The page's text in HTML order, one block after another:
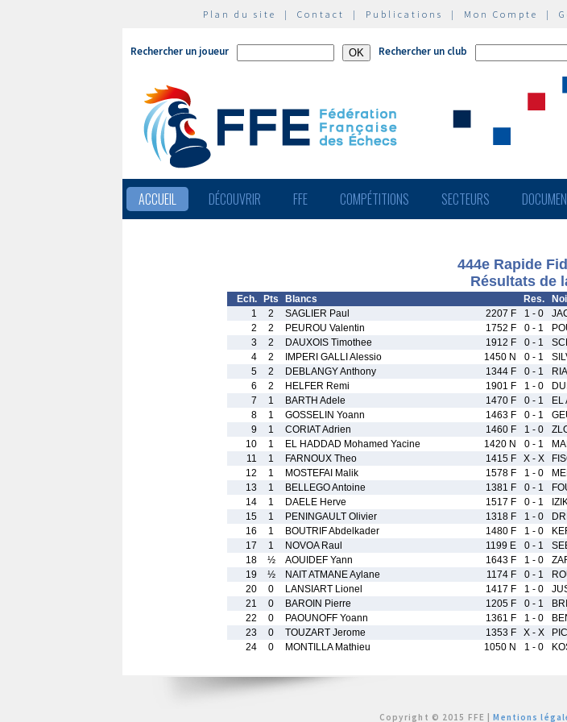
Plan du site | Contact | Publications | Mon Compte |
Rechercher un joueur Rechercher un club
ACCUEIL DÉCOUVRIR FFE COMPÉTITIONS SECTEURS
444e Rapide
Résultats de
Ech. Pts Blancs Res.
1
2 SAGLIER Paul 2207 F 1 - 0
2
2 PEUROU Valentin 1752 F 0 - 1
3
2 DAUXOIS Timothee 1912 F 0 - 1
4
2 IMPERI GALLI Alessio 1450 N 0 - 1
5
2 DEBLANGY Anthony 1344 F 0 - 1
6
2 HELFER Remi 1901 F 1 - 0
7
1 BARTH Adele 1470 F 0 - 1 EL
8
1 GOSSELIN Yoann 1463 F 0 - 1
9
1 CORIAT Adrien 1460 F 1 - 0
10
1 EL HADDAD Mohamed Yacine 1420 N 0 - 1
11
1 FARNOUX Theo 1415 F X - X
12
1 MOSTEFAI Malik 1578 F 1 - 0
13
1 BELLEGO Antoine 1381 F 0 - 1
14
1 DAELE Herve 1517 F 0 - 1
15
1 PENINGAULT Olivier 1318 F 1 - 0
16
1 BOUTRIF Abdelkader 1480 F 1 - 0
17
1 NOVOA Raul 1199 E 0 - 1
18
½ AOUIDEF Yann 1643 F 1 - 0
19
½ NAIT ATMANE Aylane 1174 F 0 - 1
20
0 LANSIART Lionel 1417 F 1 - 0
21
0 BAROIN Pierre 1205 F 0 - 1
22
0 PAOUNOFF Yoann 1361 F 1 - 0
23
0 TOUZART Jerome 1353 F X - X
24
0 MONTILLA Mathieu 1050 N 1 - 0
Copyright © 2015 FFE |Mentions